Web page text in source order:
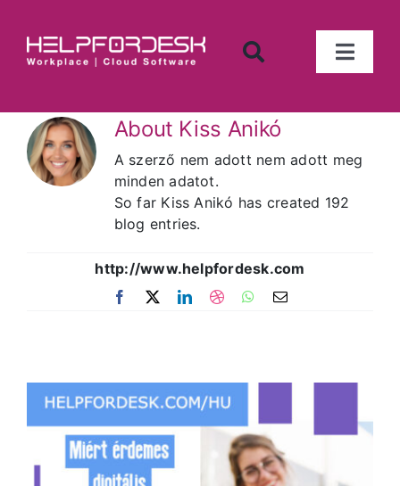
Számlanyilvántartás
Munkaidő nyilvántartó
Tárgyi eszköz nyilvántartó
Tárgyalófoglaló
Árak és vásárlás
About Kiss Anikó
A szerző nem adott nem adott meg
minden adatot.
So far Kiss Anikó has created 192
blog entries.
http://www.helpfordesk.com
Facebook
X LinkedInDribbbleWhatsApp
Email: